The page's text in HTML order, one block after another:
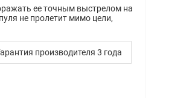
ее точным выстрелом на
не пролетит мимо цели,
производителя 3 года